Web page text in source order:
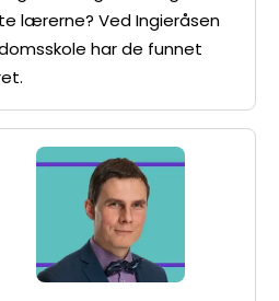
lærerne? Ved Ingieråsen
har de funnet